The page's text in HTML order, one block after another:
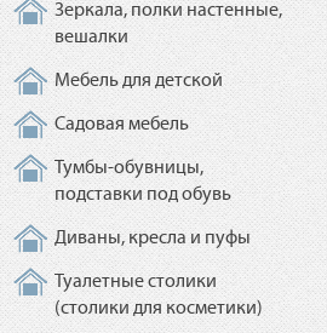
Зеркала, полки настенные,
вешалки
Мебель для детской
Садовая мебель
Тумбы-обувницы,
подставки под обувь
Диваны, кресла и пуфы
Туалетные столики
(столики для косметики)